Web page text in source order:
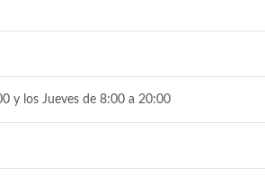
y los Jueves de 8:00 a 20:00